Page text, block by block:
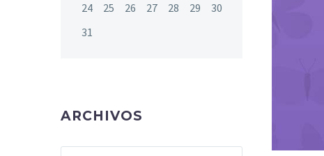
24
25 26 27 28 29
30
31
ARCHIVOS